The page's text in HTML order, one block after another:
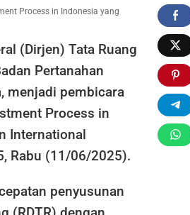
Process in Indonesia yang
(Dirjen) Tata Ruang
Pertanahan
menjadi pembicara
Process in
International
Rabu (11/06/2025).
penyusunan